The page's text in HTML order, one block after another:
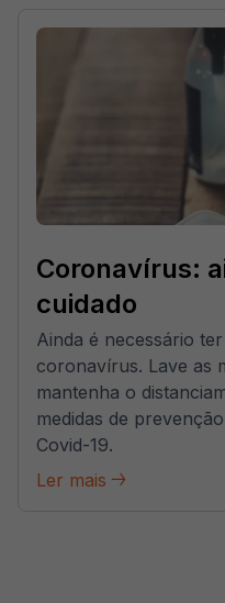
Coronavírus:
cuidado
Ainda é necessário
coronavírus. Lave as
mantenha o
medidas de
Covid-19.
Ler mais